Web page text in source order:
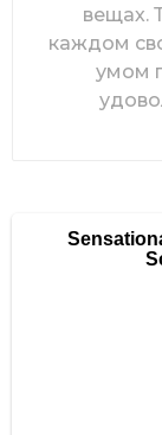
вещах.
каждом
умом